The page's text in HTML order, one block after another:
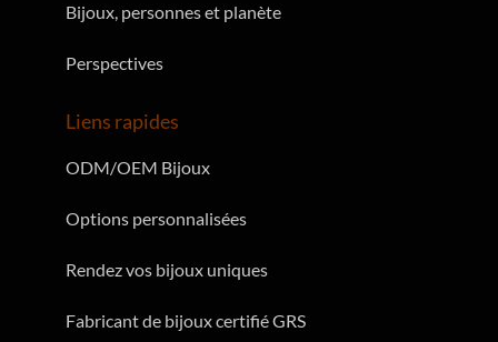
Liens rapides
ODM/OEM Bijoux
Options personnalisées
Rendez vos bijoux uniques
Fabricant de bijoux certifié GRS
Bijoux, personnes et planète
Perspectives